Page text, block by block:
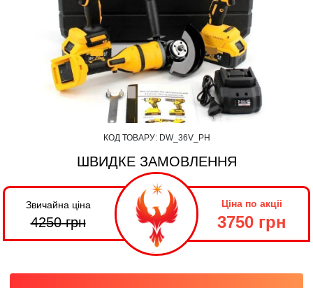
КОД ТОВАРУ: DW_36V_PH
ШВИДКЕ ЗАМОВЛЕННЯ
Звичайна ціна
4250грн
Ціна по акціі
3750 грн